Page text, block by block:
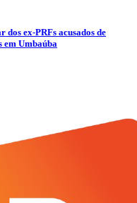
ex-PRFs acusados de
em Umbaúba